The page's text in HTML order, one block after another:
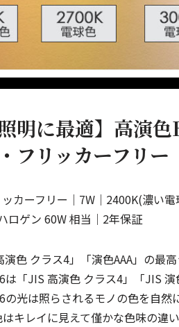
明に最適】高演
フリッカーフリー
カーフリー｜7W｜2400K(濃い
ロゲン 60W 相当｜2年保証
演色 クラス4」「演色AAA」の最
演色 クラス4」「JIS 演色
らされるモノの色を自然に
に見えて僅かな色味の違い